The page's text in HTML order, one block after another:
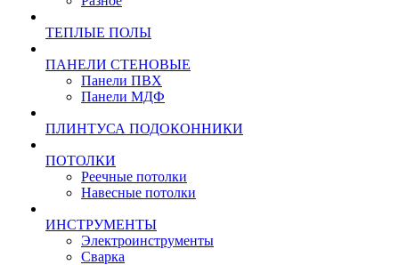
ТЕПЛЫЕ ПОЛЫ
ПАНЕЛИ СТЕНОВЫЕ
Панели ПВХ
Панели МДФ
ПЛИНТУСА ПОДОКОННИКИ
ПОТОЛКИ
Реечные потолки
Навесные потолки
ИНСТРУМЕНТЫ
Электроинструменты
Сварка